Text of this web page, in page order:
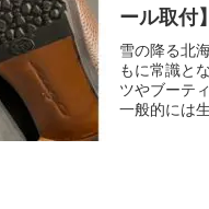
ール取付】
雪の降る北
もに常識と
ツやブーテ
一般的には